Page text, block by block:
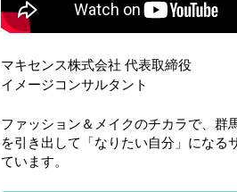
マキセンス株式会社 代表取締役
イメージコンサルタント
ファッション＆メイクのチカラで、群
を引き出して「なりたい自分」になる
ています。